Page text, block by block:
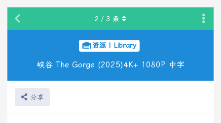
资源 | Library
峡谷 The Gorge (2025)4K+ 1080P 中字
分享
2 / 3 条